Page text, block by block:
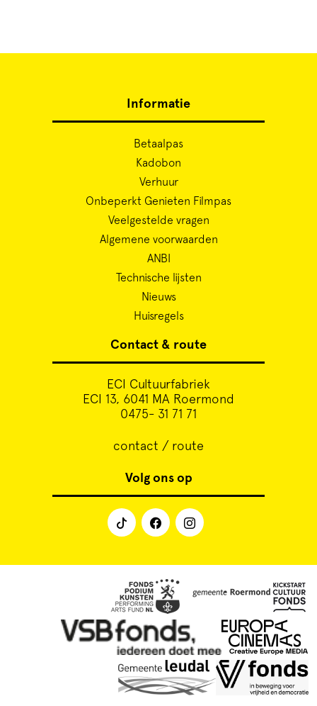
Informatie
Betaalpas
Kadobon
Verhuur
Onbeperkt Genieten Filmpas
Veelgestelde vragen
Algemene voorwaarden
ANBI
Technische lijsten
Nieuws
Huisregels
Contact & route
ECI Cultuurfabriek
ECI 13, 6041 MA Roermond
0475- 31 71 71
contact / route
Volg ons op